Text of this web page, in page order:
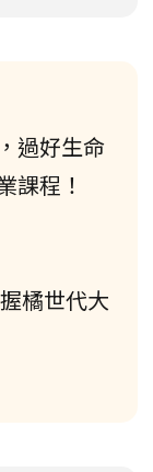
過好生命
課程！
橘世代大